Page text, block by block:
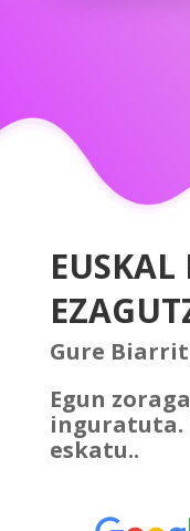
EUSKAL
Gure
Egun
inguratuta.
eskatu..